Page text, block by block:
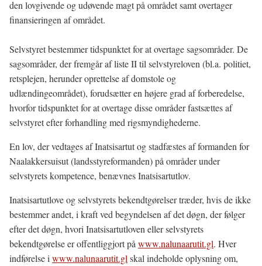
den lovgivende og udøvende magt på området samt overtager
finansieringen af området.
Selvstyret bestemmer tidspunktet for at overtage sagsområder. De
sagsområder, der fremgår af liste II til selvstyreloven (bl.a. politiet,
retsplejen, herunder oprettelse af domstole og
udlændingeområdet), forudsætter en højere grad af forberedelse,
hvorfor tidspunktet for at overtage disse områder fastsættes af
selvstyret efter forhandling med rigsmyndighederne.
En lov, der vedtages af Inatsisartut og stadfæstes af formanden for
Naalakkersuisut (landsstyreformanden) på områder under
selvstyrets kompetence, benævnes Inatsisartutlov.
Inatsisartutlove og selvstyrets bekendtgørelser træder, hvis de ikke
bestemmer andet, i kraft ved begyndelsen af det døgn, der følger
efter det døgn, hvori Inatsisartutloven eller selvstyrets
bekendtgørelse er offentliggjort på www.nalunaarutit.gl. Hver
indførelse i www.nalunaarutit.gl skal indeholde oplysning om,